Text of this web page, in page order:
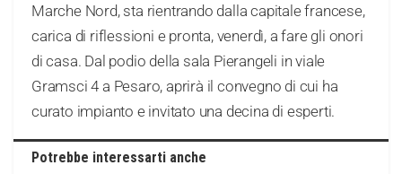
Marche Nord, sta rientrando dalla capitale francese,
carica di riflessioni e pronta, venerdì, a fare gli onori
di casa. Dal podio della sala Pierangeli in viale
Gramsci 4 a Pesaro, aprirà il convegno di cui ha
curato impianto e invitato una decina di esperti.
Potrebbe interessarti anche